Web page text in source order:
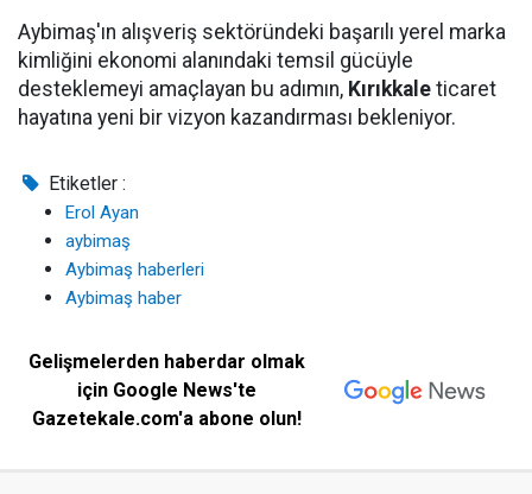
Aybimaş'ın alışveriş sektöründeki başarılı yerel marka
kimliğini ekonomi alanındaki temsil gücüyle
desteklemeyi amaçlayan bu adımın, Kırıkkale ticaret
hayatına yeni bir vizyon kazandırması bekleniyor.
Etiketler :
Erol Ayan
aybimaş
Aybimaş haberleri
Aybimaş haber
Gelişmelerden haberdar olmak
için Google News'te
Gazetekale.com'a abone olun!